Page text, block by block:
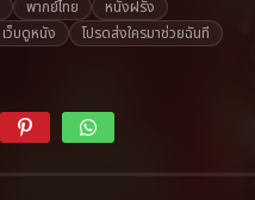
พากย์ไทย
หนังฝรั่ง
เว็บดูหนัง โปรดส่งใครมาช่วยฉันที